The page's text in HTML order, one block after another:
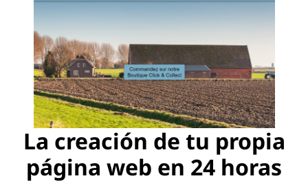
La creación de tu propia
página web en 24 horas